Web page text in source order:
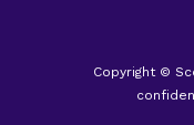
Copyright ©